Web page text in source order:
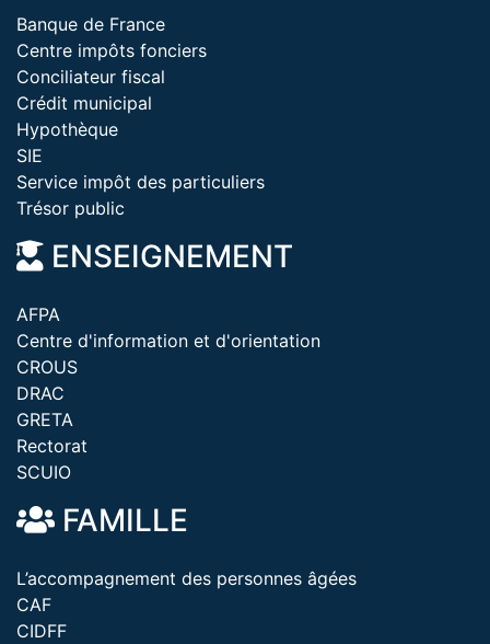
Banque de France
Centre impôts fonciers
Conciliateur fiscal
Crédit municipal
Hypothèque
SIE
Service impôt des particuliers
Trésor public
ENSEIGNEMENT
AFPA
Centre d'information et d'orientation
CROUS
DRAC
GRETA
Rectorat
SCUIO
FAMILLE
L’accompagnement des personnes âgées
CAF
CIDFF